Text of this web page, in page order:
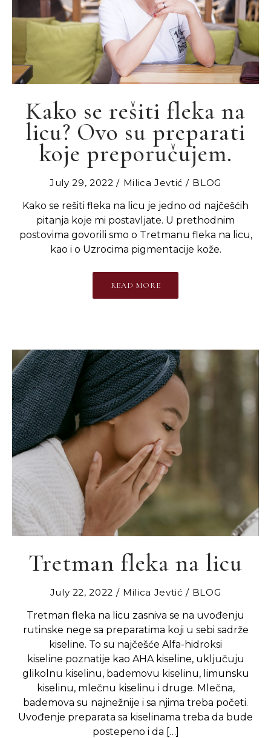
Kako se rešiti fleka na
licu? Ovo su preparati
koje preporučujem.
July 29, 2022 Milica Jevtić
BLOG
Kako se rešiti fleka na licu je jedno od najčešćih
pitanja koje mi postavljate. U prethodnim
postovima govorili smo o Tretmanu fleka na licu,
kao i o Uzrocima pigmentacije kože.
READ MORE
Tretman fleka na licu
July 22, 2022 Milica Jevtić
BLOG
Tretman fleka na licu zasniva se na uvođenju
rutinske nege sa preparatima koji u sebi sadrže
kiseline. To su najčešće Alfa-hidroksi
kiseline poznatije kao AHA kiseline, uključuju
glikolnu kiselinu, bademovu kiselinu, limunsku
kiselinu, mlečnu kiselinu i druge. Mlečna,
bademova su najnežnije i sa njima treba početi.
Uvođenje preparata sa kiselinama treba da bude
postepeno i da […]